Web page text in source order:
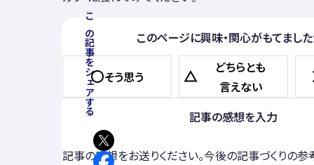
この記事をシェアする このページに興味・関心がもてました
そう思う
どちらとも
言えない
記事の感想を入力
記事の感想をお送りください。今後の記事づくりの